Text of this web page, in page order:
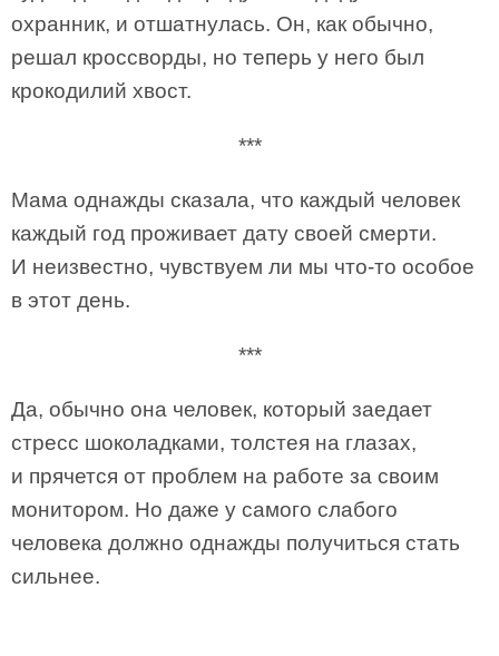
охранник, и отшатнулась. Он, как обычно,
решал кроссворды, но теперь у него был
крокодилий хвост.
***
Мама однажды сказала, что каждый человек
каждый год проживает дату своей смерти.
И неизвестно, чувствуем ли мы что-то особое
в этот день.
***
Да, обычно она человек, который заедает
стресс шоколадками, толстея на глазах,
и прячется от проблем на работе за своим
монитором. Но даже у самого слабого
человека должно однажды получиться стать
сильнее.